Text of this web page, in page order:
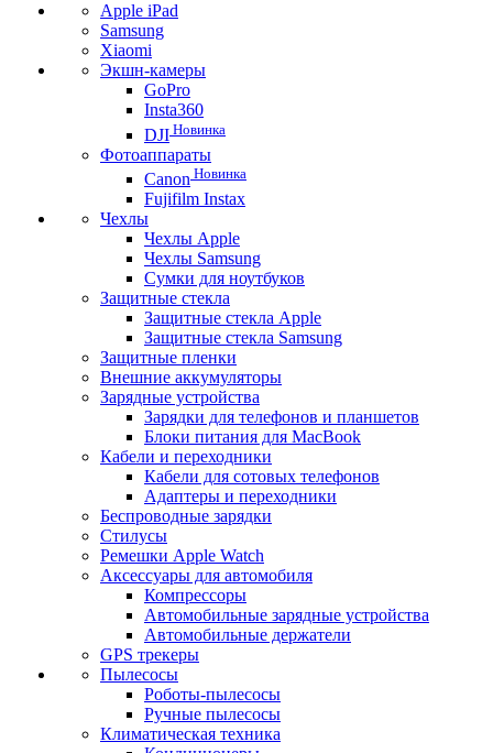
Apple iPad
Samsung
Xiaomi
Экшн-камеры
GoPro
Insta360
DJI Новинка
Фотоаппараты
Canon Новинка
Fujifilm Instax
Чехлы
Чехлы Apple
Чехлы Samsung
Сумки для ноутбуков
Защитные стекла
Защитные стекла Apple
Защитные стекла Samsung
Защитные пленки
Внешние аккумуляторы
Зарядные устройства
Зарядки для телефонов и планшетов
Блоки питания для MacBook
Кабели и переходники
Кабели для сотовых телефонов
Адаптеры и переходники
Беспроводные зарядки
Стилусы
Ремешки Apple Watch
Аксессуары для автомобиля
Компрессоры
Автомобильные зарядные устройства
Автомобильные держатели
GPS трекеры
Пылесосы
Роботы-пылесосы
Ручные пылесосы
Климатическая техника